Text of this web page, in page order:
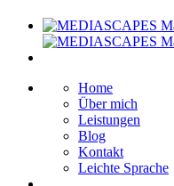
Home
Über mich
Leistungen
Blog
Kontakt
Leichte Sprache